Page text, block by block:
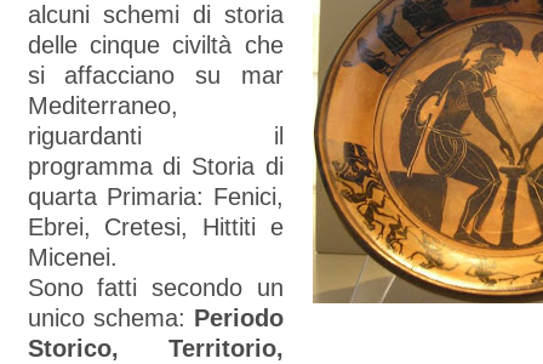
alcuni schemi di storia
delle cinque civiltà che
si affacciano su mar
Mediterraneo,
riguardanti il
programma di Storia di
quarta Primaria: Fenici,
Ebrei, Cretesi, Hittiti e
Micenei.
Sono fatti secondo un
unico schema: Periodo
Storico, Territorio,